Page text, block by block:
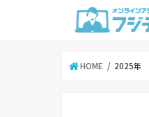
HOME 2025年